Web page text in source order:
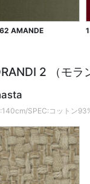
AMANDE
2 （モラ
SPEC:コットン